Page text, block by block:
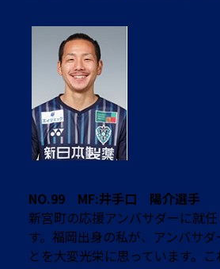
NO.99 MF:井手口 陽介選手
新宮町の応援アンバサダーに就
す。福岡出身の私が、アンバサ
とを大変光栄に思っています。